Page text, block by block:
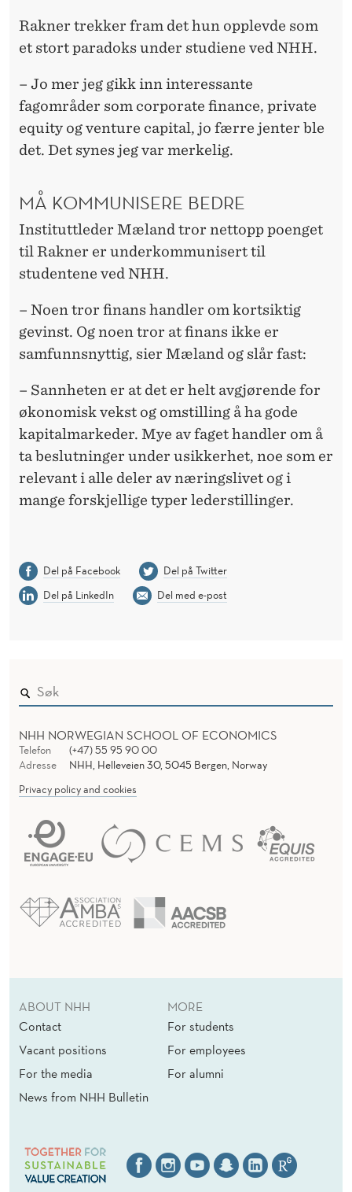
Rakner trekker fram det hun opplevde som
et stort paradoks under studiene ved NHH.
– Jo mer jeg gikk inn interessante
fagområder som corporate finance, private
equity og venture capital, jo færre jenter ble
det. Det synes jeg var merkelig.
MÅ KOMMUNISERE BEDRE
Instituttleder Mæland tror nettopp poenget
til Rakner er underkommunisert til
studentene ved NHH.
– Noen tror finans handler om kortsiktig
gevinst. Og noen tror at finans ikke er
samfunnsnyttig, sier Mæland og slår fast:
– Sannheten er at det er helt avgjørende for
økonomisk vekst og omstilling å ha gode
kapitalmarkeder. Mye av faget handler om å
ta beslutninger under usikkerhet, noe som er
relevant i alle deler av næringslivet og i
mange forskjellige typer lederstillinger.
Del på Facebook
Del på Twitter
Del på LinkedIn
Del med e-post
NHH NORWEGIAN SCHOOL OF ECONOMICS
Telefon
(+47) 55 95 90 00
Adresse
NHH, Helleveien 30, 5045 Bergen, Norway
Privacy policy and cookies
ABOUT NHH
Contact
Vacant positions
For the media
News from NHH Bulletin
MORE
For students
For employees
For alumni